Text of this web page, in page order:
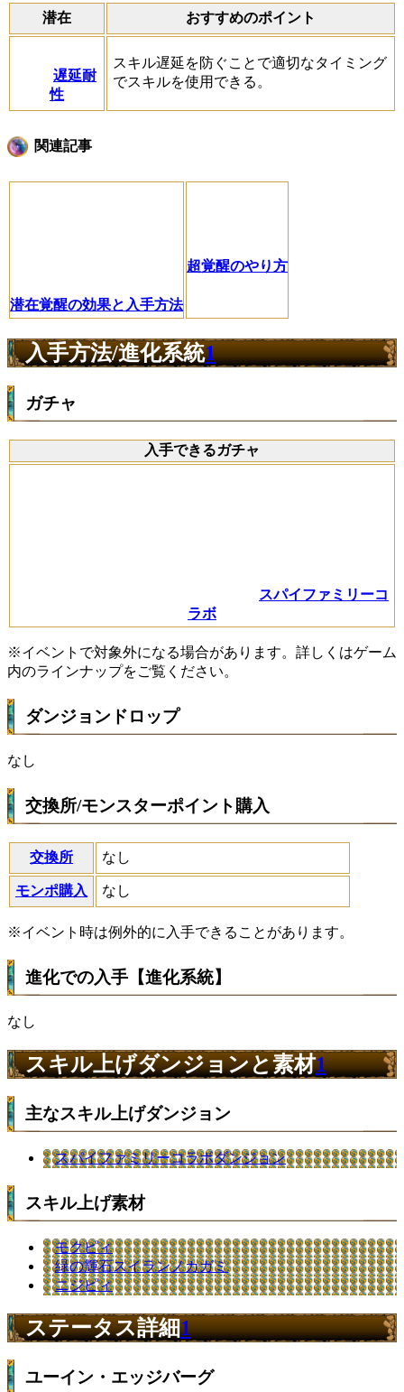
潜在 おすすめのポイント
遅延耐
性
スキル遅延を防ぐことで適切なタイミング
でスキルを使用できる。
関連記事
潜在覚醒の効果と入手方法
超覚醒のやり方
入手方法/進化系統1
ガチャ
入手できるガチャ
スパイファミリーコ
ラボ
※イベントで対象外になる場合があります。詳しくはゲーム
内のラインナップをご覧ください。
ダンジョンドロップ
なし
交換所/モンスターポイント購入
交換所 なし
モンポ購入 なし
※イベント時は例外的に入手できることがあります。
進化での入手【進化系統】
なし
スキル上げダンジョンと素材1
主なスキル上げダンジョン
スパイファミリーコラボダンジョン
スキル上げ素材
モクピィ
緑の輝石スイランノカガミ
ニジピィ
ステータス詳細1
ユーイン・エッジバーグ